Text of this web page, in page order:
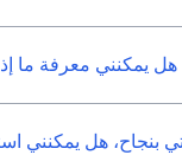
هل يمكنني معرفة ما
بنجاح، هل يمكنني